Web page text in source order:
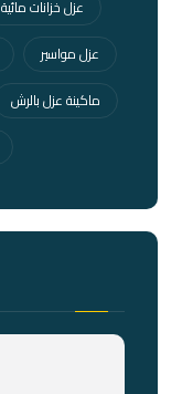
عزل خزانات مائية
عزل مواسير
ماكينة عزل بالرش